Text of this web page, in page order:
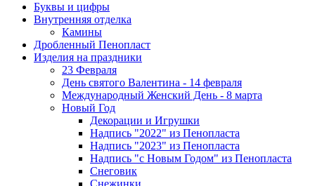
Буквы и цифры
Внутренняя отделка
Камины
Дробленный Пенопласт
Изделия на праздники
23 Февраля
День святого Валентина - 14 февраля
Международный Женский День - 8 марта
Новый Год
Декорации и Игрушки
Надпись "2022" из Пенопласта
Надпись "2023" из Пенопласта
Надпись "с Новым Годом" из Пенопласта
Снеговик